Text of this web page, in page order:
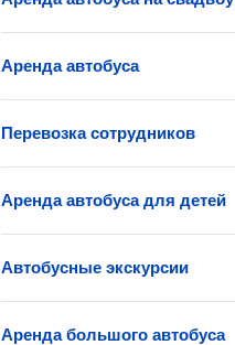
Аренда автобуса
Перевозка сотрудников
Аренда автобуса для детей
Автобусные экскурсии
Аренда большого автобуса